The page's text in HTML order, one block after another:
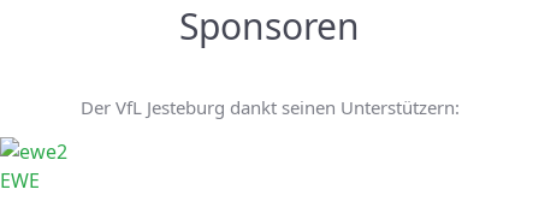
Sponsoren
Der VfL Jesteburg dankt seinen Unterstützern:
EWE